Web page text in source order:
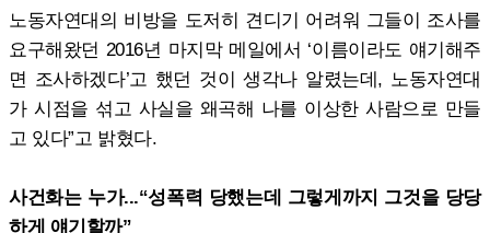
노동자연대의 비방을 도저히 견디기 어려워 그들이 조사를
요구해왔던 2016년 마지막 메일에서 ‘이름이라도 얘기해주
면 조사하겠다’고 했던 것이 생각나 알렸는데, 노동자연대
가 시점을 섞고 사실을 왜곡해 나를 이상한 사람으로 만들
고 있다”고 밝혔다.
사건화는 누가...“성폭력 당했는데 그렇게까지 그것을 당당
하게 얘기할까”